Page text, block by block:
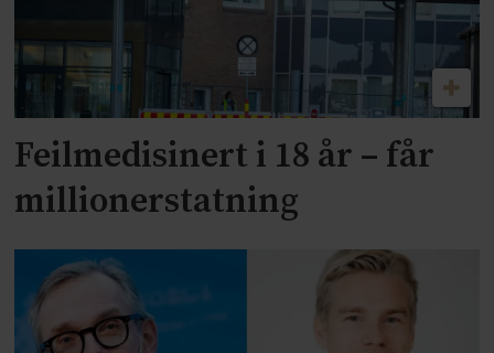
Feilmedisinert i 18 år – får
millionerstatning